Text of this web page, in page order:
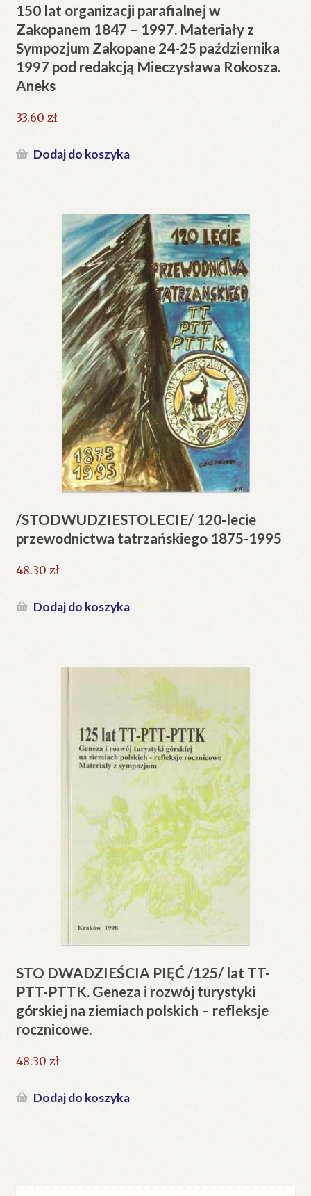
150 lat organizacji parafialnej w
Zakopanem 1847 – 1997. Materiały z
Sympozjum Zakopane 24-25 października
1997 pod redakcją Mieczysława Rokosza.
Aneks
33.60 zł
Dodaj do koszyka
/STODWUDZIESTOLECIE/ 120-lecie
przewodnictwa tatrzańskiego 1875-1995
48.30 zł
Dodaj do koszyka
STO DWADZIEŚCIA PIĘĆ /125/ lat TT-
PTT-PTTK. Geneza i rozwój turystyki
górskiej na ziemiach polskich – refleksje
rocznicowe.
48.30 zł
Dodaj do koszyka